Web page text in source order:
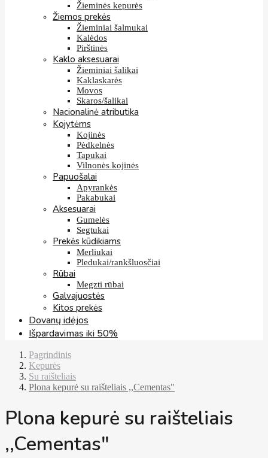
Žieminės kepurės
Žiemos prekės
Žieminiai šalmukai
Kalėdos
Pirštinės
Kaklo aksesuarai
Žieminiai šalikai
Kaklaskarės
Movos
Skaros/šalikai
Nacionalinė atributika
Kojytėms
Kojinės
Pėdkelnės
Tapukai
Vilnonės kojinės
Papuošalai
Apyrankės
Pakabukai
Aksesuarai
Gumelės
Segtukai
Prekės kūdikiams
Merliukai
Pledukai/rankšluosčiai
Rūbai
Megzti rūbai
Galvajuostės
Kitos prekės
Dovanų idėjos
Išpardavimas iki 50%
Pagrindinis
Kepurės
Su raišteliais
Plona kepurė su raišteliais ,,Cementas"
Plona kepurė su raišteliais
,,Cementas"